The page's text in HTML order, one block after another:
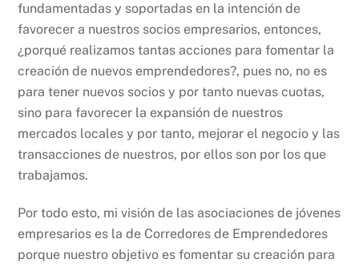
fundamentadas y soportadas en la intención de
favorecer a nuestros socios empresarios, entonces,
¿porqué realizamos tantas acciones para fomentar la
creación de nuevos emprendedores?, pues no, no es
para tener nuevos socios y por tanto nuevas cuotas,
sino para favorecer la expansión de nuestros
mercados locales y por tanto, mejorar el negocio y las
transacciones de nuestros, por ellos son por los que
trabajamos.
Por todo esto, mi visión de las asociaciones de jóvenes
empresarios es la de Corredores de Emprendedores
porque nuestro objetivo es fomentar su creación para